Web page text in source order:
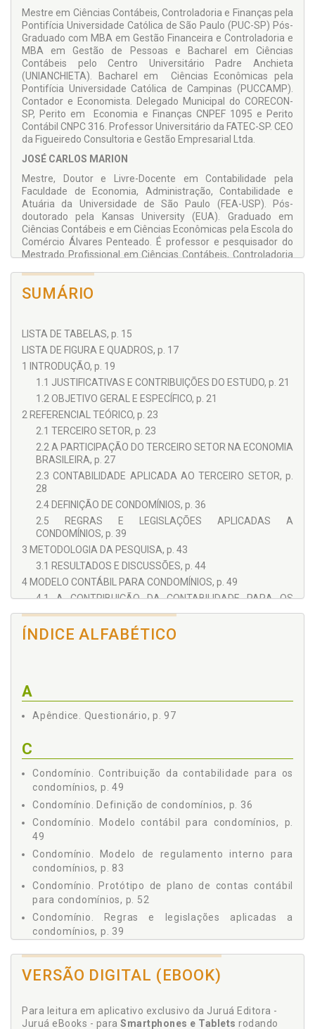
de Resultados, Relatórios Orçamentários e de Composição
de Taxa Condominial, Controles de Aplicações Financeiras,
Convenções Condominiais e Regulamentos Internos.
Mestre em Ciências Contábeis, Controladoria e Finanças pela
Pontifícia Universidade Católica de São Paulo (PUC-SP) Pós-
Graduado com MBA em Gestão Financeira e Controladoria e
MBA em Gestão de Pessoas e Bacharel em Ciências
Contábeis pelo Centro Universitário Padre Anchieta
(UNIANCHIETA). Bacharel em Ciências Econômicas pela
Pontifícia Universidade Católica de Campinas (PUCCAMP).
Contador e Economista. Delegado Municipal do CORECON-
SP, Perito em Economia e Finanças CNPEF 1095 e Perito
Contábil CNPC 316. Professor Universitário da FATEC-SP. CEO
da Figueiredo Consultoria e Gestão Empresarial Ltda.
JOSÉ CARLOS MARION
Mestre, Doutor e Livre-Docente em Contabilidade pela
Faculdade de Economia, Administração, Contabilidade e
Atuária da Universidade de São Paulo (FEA-USP). Pós-
doutorado pela Kansas University (EUA). Graduado em
Ciências Contábeis e em Ciências Econômicas pela Escola do
Comércio Álvares Penteado. É professor e pesquisador do
Mestrado Profissional em Ciências Contábeis, Controladoria
SUMÁRIO
LISTA DE TABELAS, p. 15
LISTA DE FIGURA E QUADROS, p. 17
1 INTRODUÇÃO, p. 19
1.1 JUSTIFICATIVAS E CONTRIBUIÇÕES DO ESTUDO, p. 21
1.2 OBJETIVO GERAL E ESPECÍFICO, p. 21
2 REFERENCIAL TEÓRICO, p. 23
2.1 TERCEIRO SETOR, p. 23
2.2 A PARTICIPAÇÃO DO TERCEIRO SETOR NA ECONOMIA
BRASILEIRA, p. 27
2.3 CONTABILIDADE APLICADA AO TERCEIRO SETOR, p.
28
2.4 DEFINIÇÃO DE CONDOMÍNIOS, p. 36
2.5 REGRAS E LEGISLAÇÕES APLICADAS A
CONDOMÍNIOS, p. 39
3 METODOLOGIA DA PESQUISA, p. 43
3.1 RESULTADOS E DISCUSSÕES, p. 44
4 MODELO CONTÁBIL PARA CONDOMÍNIOS, p. 49
4.1 A CONTRIBUIÇÃO DA CONTABILIDADE PARA OS
CONDOMÍNIOS, p. 49
4.2 PROTÓTIPO DE PLANO DE CONTAS CONTÁBIL PARA
CONDOMÍNIOS, p. 52
4.5 MODELO DE REGULAMENTO INTERNO PARA
CONDOMÍNIOS, p. 83
REFERÊNCIAS, p. 91
APÊNDICE - QUESTIONÁRIO, p. 97
ÍNDICE ALFABÉTICO
A
Apêndice. Questionário, p. 97
C
Condomínio. Contribuição da contabilidade para os
condomínios, p. 49
Condomínio. Definição de condomínios, p. 36
Condomínio. Modelo contábil para condomínios, p.
49
Condomínio. Modelo de regulamento interno para
condomínios, p. 83
Condomínio. Protótipo de plano de contas contábil
para condomínios, p. 52
Condomínio. Regras e legislações aplicadas a
condomínios, p. 39
Contabilidade aplicada ao terceiro setor, p. 28
Contabilidade. Contribuição da contabilidade para os
Contabilidade. Modelo contábil para condomínios, p.
VERSÃO DIGITAL (EBOOK)
Para leitura em aplicativo exclusivo da Juruá Editora -
Juruá eBooks - para Smartphones e Tablets rodando